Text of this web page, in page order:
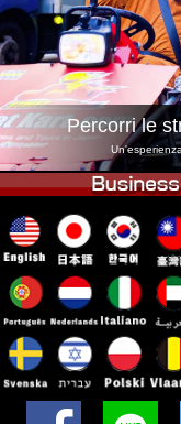
Tokyo
Tokyo
Tokyo Shibuya
Tokyo Asakusa
Okinawa
Percorri le